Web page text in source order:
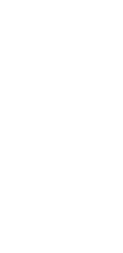
流れや必要な書類などに